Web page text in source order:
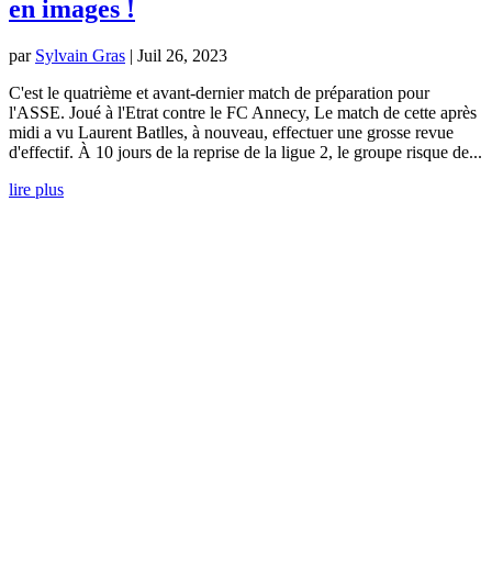
en images !
par Sylvain Gras | Juil 26, 2023
C'est le quatrième et avant-dernier match de préparation pour
l'ASSE. Joué à l'Etrat contre le FC Annecy, Le match de cette après
midi a vu Laurent Batlles, à nouveau, effectuer une grosse revue
d'effectif. À 10 jours de la reprise de la ligue 2, le groupe risque de...
lire plus